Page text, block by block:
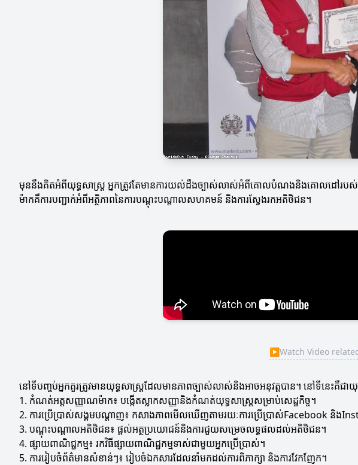
មុននឹងគិតអំពីយុទ្ធសាស្ត្រ អ្នកត្រូវតែមានការយល់ដឹងច្បាស់លាស់អំពីគោលបំណងនិងគោលដៅរបស់ម៉ាករ
ម៉ាកគឺការបញ្ជាក់អំពីអត្ថិភាពនៃការបណ្តុះបណ្តាលសហគមន៍ និងការស្វែងរកអតិថិជន។
▶Watch Video related
នៅទីបញ្ចប់អ្នកគួរត្រូវមានយុទ្ធសាស្ត្រដែលមានភាពច្បាស់លាស់និងអាចអនុវត្តបាន។ នៅទីនេះគឺជា
1. កំណត់អត្តសញ្ញាណម៉ាក៖ បង្កើតស្លាកសញ្ញានិងកំណត់យុទ្ធសាស្ត្រសម្រាប់សេដ្ឋកិច្ច។
2. ការប្រើប្រាស់សង្គមបណ្ដាញ៖ កសាងភាពមើលឃើញតាមរយៈការប្រើប្រាស់Facebook និង
3. បណ្តុះបណ្តាលអតិថិជន៖ ផ្តល់អត្ថប្រយោជន៍និងការជួយសម្រេចលទ្ធផលដល់អតិថិជន។
4. ផ្សាយពាណិជ្ជកម្ម៖ រកវិធីផ្សាយពាណិជ្ជកម្មទាស់ជាមួយអ្នកប្រើប្រាស់។
5. ការរៀបចំព័ត៌មានសំខាន់ៗ៖ រៀបចំឯកសារដែលនាំមកដល់ការពិភាក្សា និងការវែកញែក។